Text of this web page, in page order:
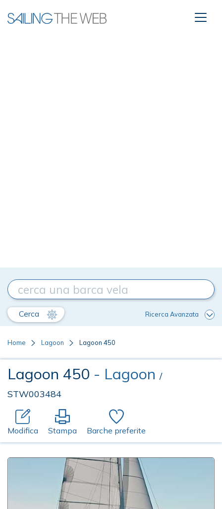
Cerca Ricerca Avanzata
Home Lagoon Lagoon 450
Lagoon 450 - Lagoon /
STW003484
Modifica Stampa Barche preferite